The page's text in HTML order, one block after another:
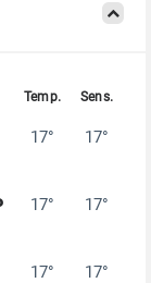
17° 17°
17° 17°
17° 17°